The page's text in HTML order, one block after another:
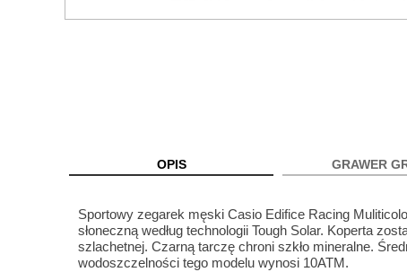
OPIS GRAWER
Sportowy zegarek męski Casio Edifice Racing
słoneczną według technologii Tough Solar. Koperta
szlachetnej. Czarną tarczę chroni szkło mineralne.
wodoszczelności tego modelu wynosi 10ATM.